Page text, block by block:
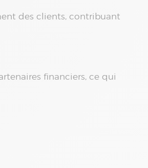
des clients, contribuant
financiers, ce qui